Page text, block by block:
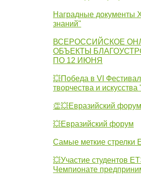
Наградные документы
знаний"
ВСЕРОССИЙСКОЕ
ОБЪЕКТЫ
ПО 12 ИЮНЯ
💥Победа в VI
творчества и
👏💥Евразийский форум
💥Евразийский форум
Самые меткие стрелки
💥Участие студентов
Чемпионате